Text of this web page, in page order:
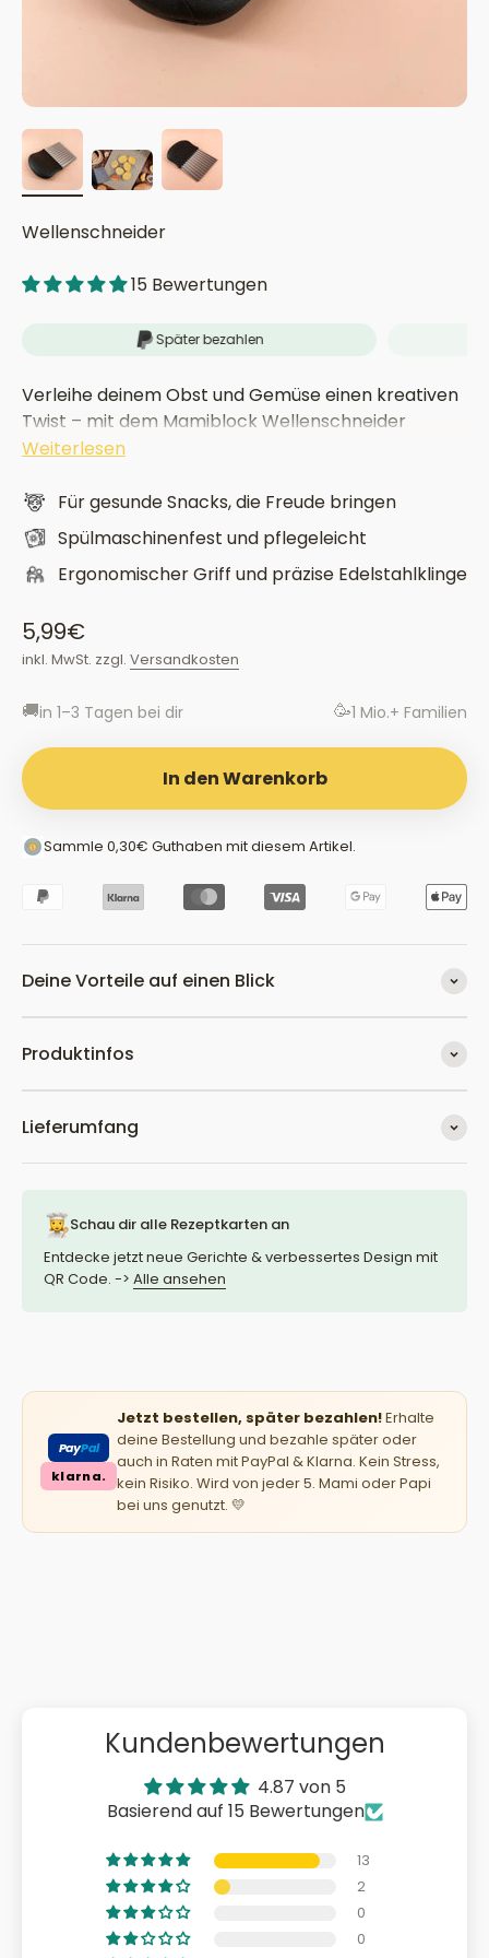
Wellenschneider
15 Bewertungen
Später bezahlen
Verleihe deinem Obst und Gemüse einen kreativen
Twist – mit dem Mamiblock Wellenschneider
schneidest du mühelos Wellen in deine Snacks!
Zubereitung von gesunden Snacks einfacher,
sondern sorgt auch für optische Highlights in der
Lunchbox oder auf dem Geburtstags-Buffet.
Weiterlesen
Für gesunde Snacks, die Freude bringen
Spülmaschinenfest und pflegeleicht
Ergonomischer Griff und präzise Edelstahlklinge
Angebot
5,99€
inkl. MwSt. zzgl. Versandkosten
🚚in 1–3 Tagen bei dir 🥳1 Mio.+ Familien
In den Warenkorb
Sammle 0,30€ Guthaben mit diesem Artikel.
Deine Vorteile auf einen Blick
Produktinfos
Lieferumfang
Schau dir alle Rezeptkarten an
Entdecke jetzt neue Gerichte & verbessertes Design mit
QR Code. -> Alle ansehen
PayPal
klarna.
Jetzt bestellen, später bezahlen!Erhalte
deine Bestellung und bezahle später oder
auch in Raten mit PayPal & Klarna. Kein Stress,
kein Risiko. Wird von jeder 5. Mami oder Papi
bei uns genutzt. 💛
Kundenbewertungen
4.87 von 5
Basierend auf 15 Bewertungen
13
2
0
0